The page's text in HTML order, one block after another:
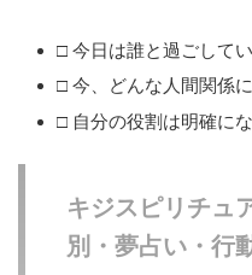
□ 今日は誰と過ごして
□ 今、どんな人間関係
□ 自分の役割は明確に
キジスピリチュ
別・夢占い・行